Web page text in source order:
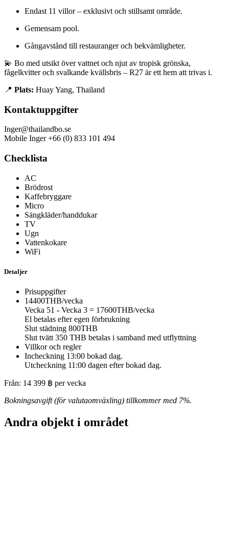
Endast 11 villor – exklusivt och stillsamt område.
Gemensam pool.
Gångavstånd till restauranger och bekvämligheter.
💫 Bo med utsikt över vattnet och njut av tropisk grönska,
fågelkvitter och svalkande kvällsbris – R27 är ett hem att trivas i.
📍 Plats: Huay Yang, Thailand
Kontaktuppgifter
Inger@thailandbo.se
Mobile Inger +66 (0) 833 101 494
Checklista
AC
Brödrost
Kaffebryggare
Micro
Sängkläder/handdukar
TV
Ugn
Vattenkokare
WiFi
Detaljer
Prisuppgifter
14400THB/vecka
Vecka 51 - Vecka 3 = 17600THB/vecka
El betalas efter egen förbrukning
Slut städning 800THB
Slut tvätt 350 THB betalas i samband med utflyttning
Villkor och regler
Incheckning 13:00 bokad dag.
Utcheckning 11:00 dagen efter bokad dag.
Från: 14 399 ฿ per vecka
Bokningsavgift (för valutaomväxling) tillkommer med 7%.
Andra objekt i området